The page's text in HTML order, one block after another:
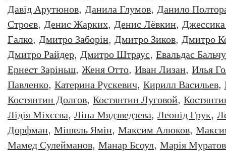
Давiд Арутюнов, Данила Глумов, Данило
Строєв, Денис Жарких, Денис Лёвкин,
Галко, Дмитро Заборiн, Дмитро Зиков, Дмитро
Дмитро Райдер, Дмитро Штраус, Евальдас
Ернест Заріньш, Женя Отто, Иван Лизан, Илья
Павленко, Катерина Рускевич, Кирилл Васильев,
Костянтин Долгов, Костянтин Луговой,
Лідія Міхєєва, Ліна Мядзведзева, Леонiд Грук,
Дорфман, Мішель Ямін, Максим Алюков,
Мамед Сулейманов, Манар Бсоул, Марія